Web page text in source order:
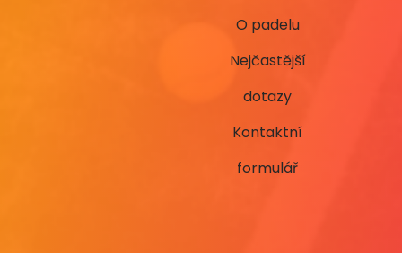
O padelu
Nejčastější
dotazy
Kontaktní
formulář